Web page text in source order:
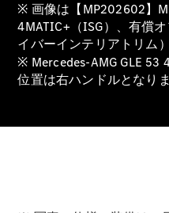
All SUV
SUV
※ 画像は【MP202602】
4MATIC+（ISG）、有償
イバーインテリアトリム
※ Mercedes-AMG GLE 53
位置は右ハンドルとなりま